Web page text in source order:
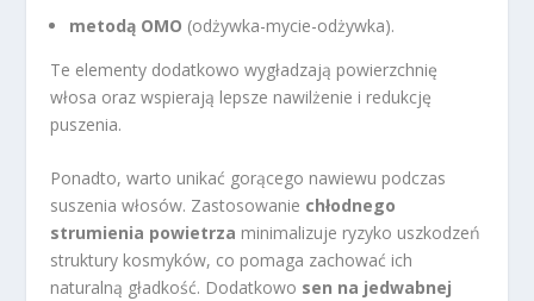
metodą OMO (odżywka-mycie-odżywka).
Te elementy dodatkowo wygładzają powierzchnię
włosa oraz wspierają lepsze nawilżenie i redukcję
puszenia.
Ponadto, warto unikać gorącego nawiewu podczas
suszenia włosów. Zastosowanie chłodnego
strumienia powietrza minimalizuje ryzyko uszkodzeń
struktury kosmyków, co pomaga zachować ich
naturalną gładkość. Dodatkowo sen na jedwabnej